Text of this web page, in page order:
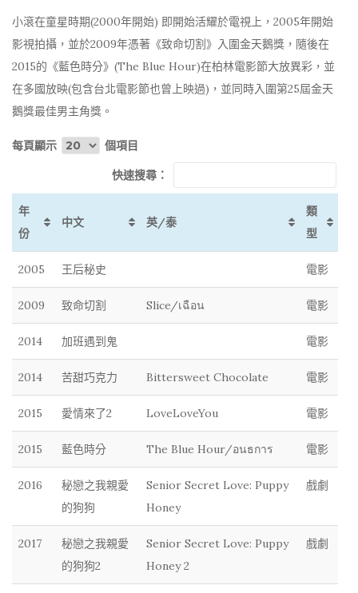
小滾在童星時期(2000年開始) 即開始活耀於電視上，2005年開始
影視拍攝，並於2009年憑著《致命切割》入圍金天鵝獎，隨後在
2015的《藍色時分》(The Blue Hour)在柏林電影節大放異彩，並
在多國放映(包含台北電影節也曾上映過)，並同時入圍第25屆金天
鵝獎最佳男主角獎。
每頁顯示 個項目
快速搜尋：
年
份
中文 英/泰
類
型
2005 王后秘史 電影
2009 致命切割 Slice/เฉือน 電影
2014 加班遇到鬼 電影
2014 苦甜巧克力 Bittersweet Chocolate 電影
2015 愛情來了2 LoveLoveYou 電影
2015 藍色時分 The Blue Hour/อนธการ 電影
2016
秘戀之我親愛
的狗狗
Senior Secret Love: Puppy
Honey
戲劇
2017
秘戀之我親愛
的狗狗2
Senior Secret Love: Puppy
Honey 2
戲劇